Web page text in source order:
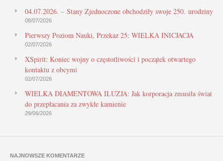
04.07.2026. – Stany Zjednoczone obchodziły swoje 250. urodziny
08/07/2026
Pierwszy Poziom Nauki, Przekaz 25: WIELKA INICJACJA
02/07/2026
XSpirit: Koniec wojny o częstotliwości i początek otwartego
kontaktu z obcymi
02/07/2026
WIELKA DIAMENTOWA ILUZJA: Jak korporacja zmusiła świat
do przepłacania za zwykłe kamienie
29/06/2026
NAJNOWSZE KOMENTARZE